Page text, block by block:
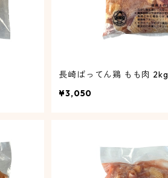
長崎ばってん鶏 もも肉 2kg
¥3,050